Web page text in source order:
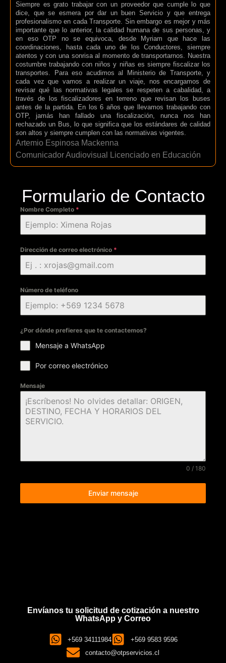
Siempre es grato trabajar con un proveedor que cumple lo que
dice, que se esmera por dar un buen Servicio y que entrega
profesionalismo en cada Transporte. Sin embargo es mejor y más
importante que lo anterior, la calidad humana de sus personas, y
en eso OTP no se equivoca, desde Myriam que hace las
coordinaciones, hasta cada uno de los Conductores, siempre
atentos y con una sonrisa al momento de transportarnos. Nuestra
costumbre trabajando con niños y niñas es siempre fiscalizar los
transportes. Para eso acudimos al Ministerio de Transporte, y
cada vez que vamos a realizar un viaje, nos encargamos de
revisar qué las normativas legales se respeten a cabalidad, a
través de los fiscalizadores en terreno que revisan los buses
antes de la partida. En los 6 años que llevamos trabajando con
OTP, jamás han fallado una fiscalización, nunca nos han
rechazado un Bus, lo que significa que los estándares de calidad
son altos y siempre cumplen con las normativas vigentes.
Artemio Espinosa Mackenna
Comunicador Audiovisual Licenciado en Educación
Formulario de Contacto
Nombre Completo *
Dirección de correo electrónico *
Número de teléfono
¿Por dónde prefieres que te contactemos?
Mensaje a WhatsApp
Por correo electrónico
Mensaje
0 / 180
Enviar mensaje
Envíanos tu solicitud de cotización a nuestro
WhatsApp y Correo
+569 34111984
+569 9583 9596
contacto@otpservicios.cl